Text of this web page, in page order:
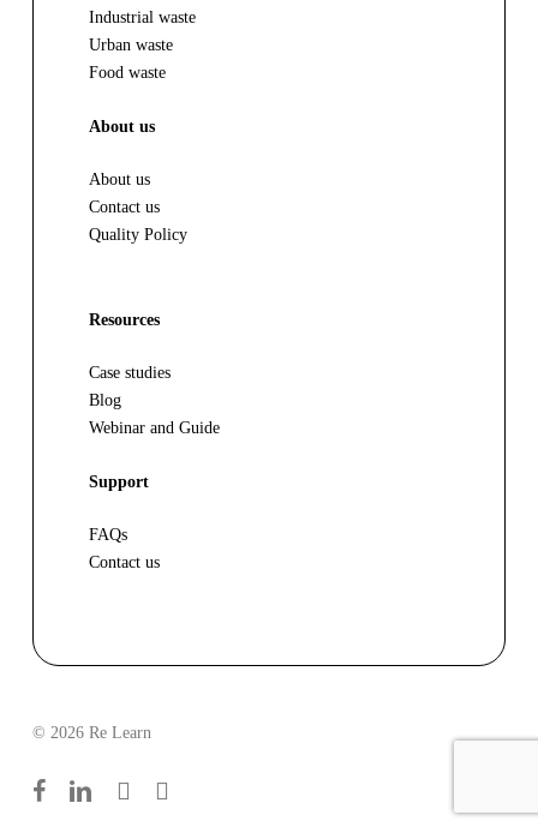
Industrial waste
Urban waste
Food waste
About us
About us
Contact us
Quality Policy
Resources
Case studies
Blog
Webinar and Guide
Support
FAQs
Contact us
© 2026 Re Learn
facebooklinkedinyoutubeinstagram